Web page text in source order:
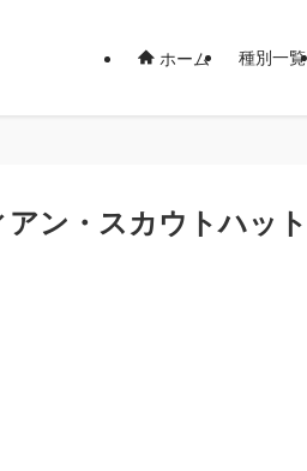
ホーム 種別一覧
アン・スカウトハット